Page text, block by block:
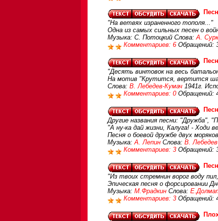
"На ветвях израненного тополя..."
Одна из самых сильных песен о
Музыка: С. Потоцкий Слова:А.
Комментариев: 6 Обращений:
"Десять винтовок на весь
На мотив "Крутится, вертится
Слова: В. Лебедев-Кумач 1941г.
Комментариев: 0 Обращений:
Другие названия песни: "Дружба",
"А ну-ка дай жизни, Калуга! - Ходи
Песня о боевой дружбе двух
Музыка:А. Лепин Слова: В.
Комментариев: 3 Обращений:
"Из твоих стремнин ворог воду
Эпическая песня о форсировании
Музыка: М.Фрадкин Слова:
Комментариев: 3 Обращений: